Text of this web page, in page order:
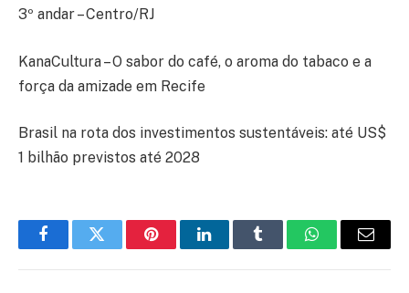
3º andar – Centro/RJ
KanaCultura – O sabor do café, o aroma do tabaco e a
força da amizade em Recife
Brasil na rota dos investimentos sustentáveis: até US$
1 bilhão previstos até 2028
FacebookTwitter PinterestLinkedInTumblr WhatsApp
E-